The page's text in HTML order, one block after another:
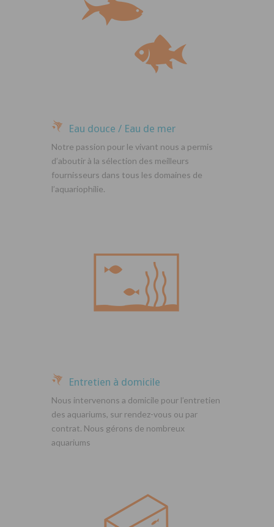
Eau douce / Eau de mer
Notre passion pour le vivant nous a permis
d’aboutir à la sélection des meilleurs
fournisseurs dans tous les domaines de
l’aquariophilie.
Entretien à domicile
Nous intervenons a domicile pour l’entretien
des aquariums, sur rendez-vous ou par
contrat. Nous gérons de nombreux
aquariums